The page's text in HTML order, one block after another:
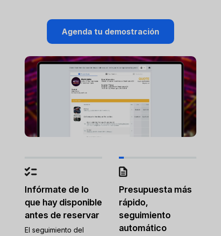
Agenda tu demostración
Infórmate de lo
que hay disponible
antes de reservar
El seguimiento del
Presupuesta más
rápido,
seguimiento
automático